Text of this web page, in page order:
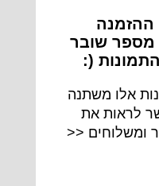
מספר שובר
(:
אלו משתנה
לראות את
ומשלוחים <<